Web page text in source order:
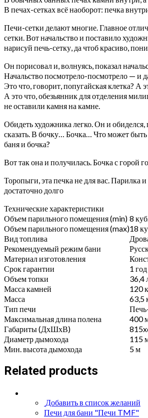
В печах-сетках всё наоборот: печка
Печи-сетки делают многие. Главное
сетки. Вот начальство и поставило
нарисуй печь-сетку, да чтоб красиво,
Он порисовал и, волнуясь, показал
Начальство посмотрело-посмотрело — и
Это что, говорит, попугайская клетка? А
А это что, обезьянник для отделения
не оставили камня на камне.
Обидеть художника легко. Он и обиделся,
сказать. В бочку… Бочка… Что может
баня и бочка?
Вот так она и получилась. Бочка с горой
Торопыги, эта печка не для вас. Парилка
достаточно долго
Технические характеристики
Объем парильного помещения (min) 8
Объем парильного помещения (max)18
Вид топлива
Рекомендуемый режим бани
Материал изготовления
Срок гарантии
1 год
Объем топки
36,4
Масса камней
120
Масса
63,5
Тип печи
Максимальная длина полена
400
Габариты (ДхШхВ)
Диаметр дымохода
115
Мин. высота дымохода
5 м
Related products
Добавить в список желаний
Печи для бани "Печи TMF"